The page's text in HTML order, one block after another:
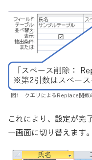
図1 クエリによるReplace関数
これにより、設定が完
ー画面に切り替えます。